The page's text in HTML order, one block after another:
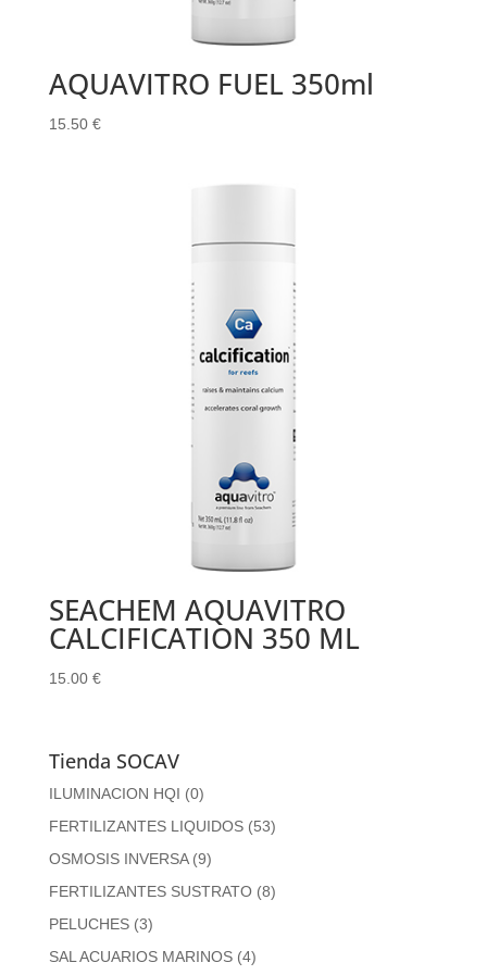
AQUAVITRO FUEL 350ml
15.50 €
SEACHEM AQUAVITRO
CALCIFICATION 350 ML
15.00 €
Tienda SOCAV
ILUMINACION HQI (0)
FERTILIZANTES LIQUIDOS (53)
OSMOSIS INVERSA (9)
FERTILIZANTES SUSTRATO (8)
PELUCHES (3)
SAL ACUARIOS MARINOS (4)